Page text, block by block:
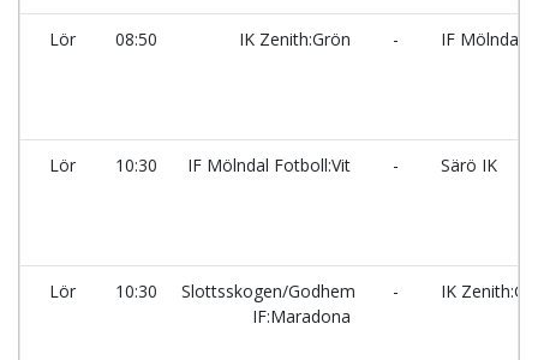
Lör 08:50 IK Zenith:Grön - IF Mölndal
Lör 10:30 IF Mölndal Fotboll:Vit - Särö IK
Lör 10:30
Slottsskogen/Godhem
IF:Maradona
- IK